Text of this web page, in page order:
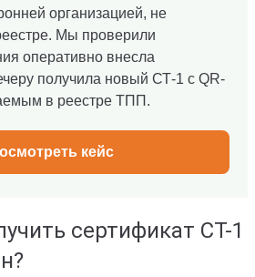
организацией, не
Мы проверили
оперативно внесла
получила новый СТ-1 с QR-
в реестре ТПП.
кейс
сертификат СТ-1